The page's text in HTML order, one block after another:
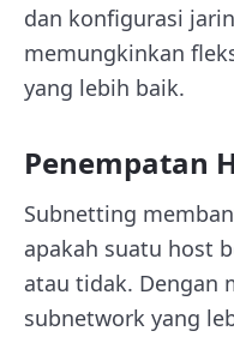
dan konfigurasi
memungkinkan
yang lebih baik.
Penempatan
Subnetting
apakah suatu host
atau tidak. Dengan
subnetwork yang